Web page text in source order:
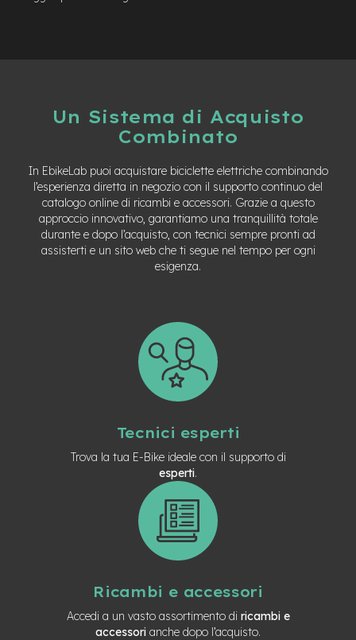
Un Sistema di Acquisto
Combinato
In EbikeLab puoi acquistare biciclette elettriche combinando
l’esperienza diretta in negozio con il supporto continuo del
catalogo online di ricambi e accessori. Grazie a questo
approccio innovativo, garantiamo una tranquillità totale
durante e dopo l’acquisto, con tecnici sempre pronti ad
assisterti e un sito web che ti segue nel tempo per ogni
esigenza.
Tecnici esperti
Trova la tua E-Bike ideale con il supporto di
esperti.
Ricambi e accessori
Accedi a un vasto assortimento di ricambi e
accessori anche dopo l’acquisto.